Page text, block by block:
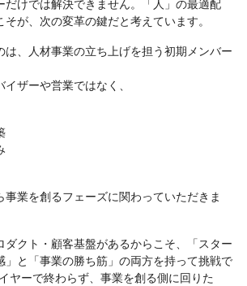
だけでは解決できません。「人」の最適配
が、次の変革の鍵だと考えています。
は、人材事業の立ち上げを担う初期メンバー
ザーや営業ではなく、
事業を創るフェーズに関わっていただきま
ダクト・顧客基盤があるからこそ、「スター
」と「事業の勝ち筋」の両方を持って挑戦で
ヤーで終わらず、事業を創る側に回りた